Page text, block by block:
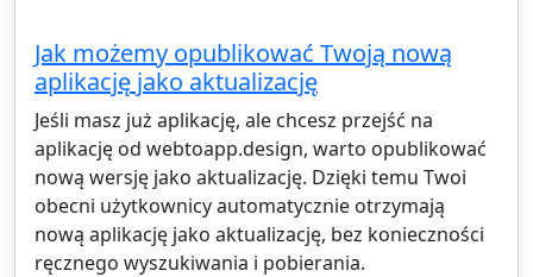
Jak możemy opublikować Twoją nową
aplikację jako aktualizację
Jeśli masz już aplikację, ale chcesz przejść na
aplikację od webtoapp.design, warto opublikować
nową wersję jako aktualizację. Dzięki temu Twoi
obecni użytkownicy automatycznie otrzymają
nową aplikację jako aktualizację, bez konieczności
ręcznego wyszukiwania i pobierania.